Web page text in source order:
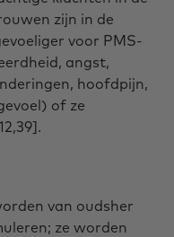
zijn in de
voor PMS-
angst,
hoofdpijn,
of ze
van oudsher
ze worden